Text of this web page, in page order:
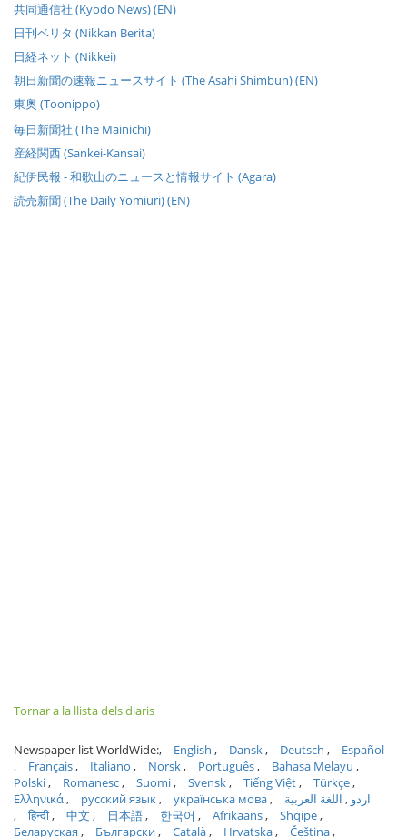
共同通信社 (Kyodo News) (EN)
日刊ベリタ (Nikkan Berita)
日経ネット (Nikkei)
朝日新聞の速報ニュースサイト (The Asahi Shimbun) (EN)
東奥 (Toonippo)
毎日新聞社 (The Mainichi)
産経関西 (Sankei-Kansai)
紀伊民報 - 和歌山のニュースと情報サイト (Agara)
読売新聞 (The Daily Yomiuri) (EN)
Tornar a la llista dels diaris
Newspaper list WorldWide: English Dansk Deutsch
Español
Français
Italiano Norsk Português
Bahasa Melayu
Polski
Romanesc Suomi Svensk Tiếng Việt
Türkçe
Ελληνικά
русский язык українська мова اردو
اللغة العربية
हिन्दी
中文 日本語 한국어 Afrikaans
Shqipe
Беларуская
Български Català Hrvatska Čeština